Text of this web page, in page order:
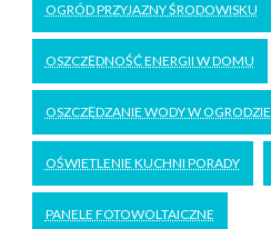
OGRÓD PRZYJAZNY ŚRODOWISKU
OSZCZĘDNOŚĆ ENERGII W DOMU
OSZCZĘDZANIE WODY W OGRODZIE
OŚWIETLENIE KUCHNI PORADY
PANELE FOTOWOLTAICZNE